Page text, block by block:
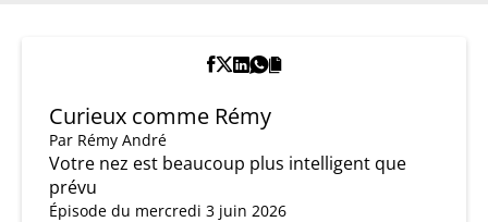
Curieux comme Rémy
Par Rémy André
Votre nez est beaucoup plus intelligent que
prévu
Épisode du mercredi 3 juin 2026